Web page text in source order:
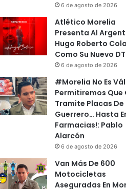
6 de agosto de 2026
Atlético Morelia
Presenta Al
Hugo Roberto
Como Su Nuevo DT
6 de agosto de 2026
#Morelia No Es
Permitiremos Que
Tramite Placas De
Guerrero… Hasta
Farmacias!: Pablo
Alarcón
6 de agosto de 2026
Van Más De 600
Motocicletas
Aseguradas En